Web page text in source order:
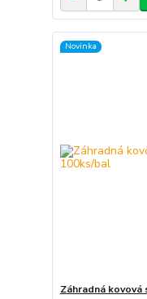
Novinka
Záhradná kovová